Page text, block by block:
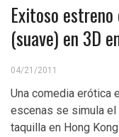
Exitoso
(suave) en 3D
04/21/2011
Una comedia erótica
escenas se simula el
taquilla en Hong